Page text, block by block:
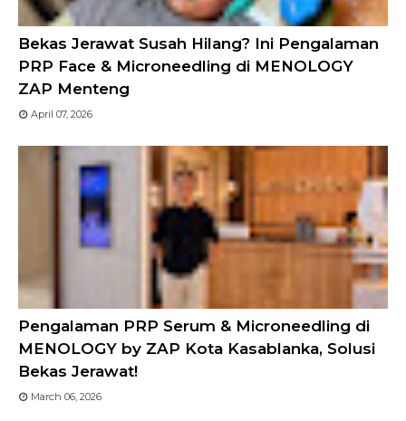
Bekas Jerawat Susah Hilang? Ini Pengalaman
PRP Face & Microneedling di MENOLOGY
ZAP Menteng
April 07, 2026
Pengalaman PRP Serum & Microneedling di
MENOLOGY by ZAP Kota Kasablanka, Solusi
Bekas Jerawat!
March 06, 2026